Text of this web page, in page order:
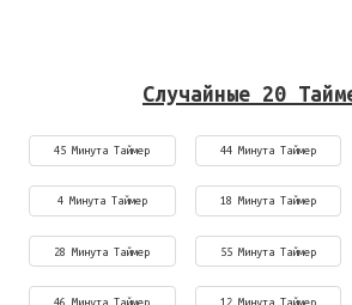
Случайные 20
45 Минута Таймер 44 Минута Таймер
4 Минута Таймер 18 Минута Таймер
28 Минута Таймер 55 Минута Таймер
46 Минута Таймер 12 Минута Таймер